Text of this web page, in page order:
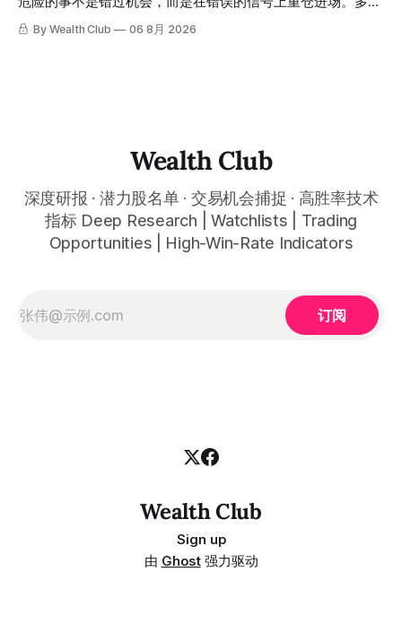
标，以及更多核心名单、深度研究报告、交易机会 :
simultaneously in the corresponding "Trading Ideas"
交易系统真正高胜率的交易，把最高确信度的市场结构，直接
呈现在你的图表上。 无需成为图表专家，强大的算法自动为
with any financial market — stocks, crypto,
By Wealth Club 06 8月 2026
Wealth Club
深度研报 · 潜力股名单 · 交易机会捕捉 · 高胜率技术
指标 Deep Research | Watchlists | Trading
Opportunities | High-Win-Rate Indicators
订阅
Wealth Club
Sign up
由 Ghost强力驱动